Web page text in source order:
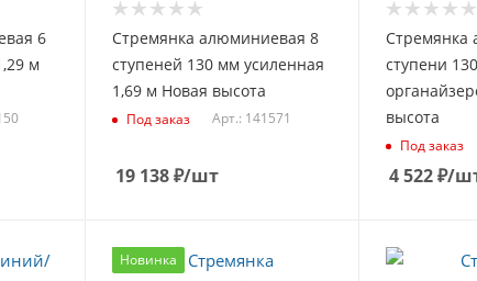
6
м
Стремянка алюминиевая 8
ступеней 130 мм усиленная
1,69 м Новая высота
Под заказ Арт.: 141571
19 138₽/шт
Стремянка
ступени
высота
Под заказ
4 522₽/
Новинка